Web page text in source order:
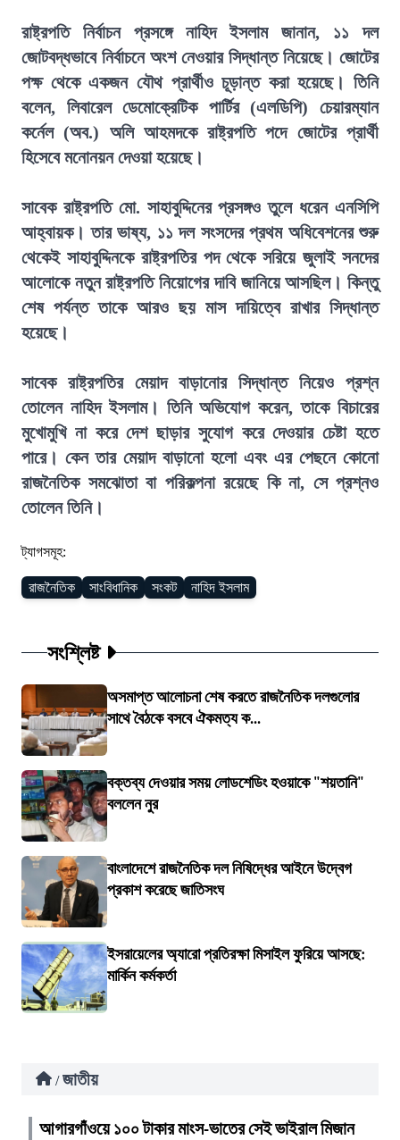
রাষ্ট্রপতি নির্বাচন প্রসঙ্গে নাহিদ ইসলাম জানান, ১১ দল
জোটবদ্ধভাবে নির্বাচনে অংশ নেওয়ার সিদ্ধান্ত নিয়েছে। জোটের
পক্ষ থেকে একজন যৌথ প্রার্থীও চূড়ান্ত করা হয়েছে। তিনি
বলেন, লিবারেল ডেমোক্রেটিক পার্টির (এলডিপি) চেয়ারম্যান
কর্নেল (অব.) অলি আহমদকে রাষ্ট্রপতি পদে জোটের প্রার্থী
হিসেবে মনোনয়ন দেওয়া হয়েছে।
সাবেক রাষ্ট্রপতি মো. সাহাবুদ্দিনের প্রসঙ্গও তুলে ধরেন এনসিপি
আহ্বায়ক। তার ভাষ্য, ১১ দল সংসদের প্রথম অধিবেশনের শুরু
থেকেই সাহাবুদ্দিনকে রাষ্ট্রপতির পদ থেকে সরিয়ে জুলাই সনদের
আলোকে নতুন রাষ্ট্রপতি নিয়োগের দাবি জানিয়ে আসছিল। কিন্তু
শেষ পর্যন্ত তাকে আরও ছয় মাস দায়িত্বে রাখার সিদ্ধান্ত
হয়েছে।
সাবেক রাষ্ট্রপতির মেয়াদ বাড়ানোর সিদ্ধান্ত নিয়েও প্রশ্ন
তোলেন নাহিদ ইসলাম। তিনি অভিযোগ করেন, তাকে বিচারের
মুখোমুখি না করে দেশ ছাড়ার সুযোগ করে দেওয়ার চেষ্টা হতে
পারে। কেন তার মেয়াদ বাড়ানো হলো এবং এর পেছনে কোনো
রাজনৈতিক সমঝোতা বা পরিকল্পনা রয়েছে কি না, সে প্রশ্নও
তোলেন তিনি।
ট্যাগসমূহ:
রাজনৈতিক সাংবিধানিক সংকট নাহিদ ইসলাম
সংশ্লিষ্ট
অসমাপ্ত আলোচনা শেষ করতে রাজনৈতিক দলগুলোর
সাথে বৈঠকে বসবে ঐকমত্য ক...
বক্তব্য দেওয়ার সময় লোডশেডিং হওয়াকে "শয়তানি"
বললেন নুর
বাংলাদেশে রাজনৈতিক দল নিষিদ্ধের আইনে উদ্বেগ
প্রকাশ করেছে জাতিসংঘ
ইসরায়েলের অ্যারো প্রতিরক্ষা মিসাইল ফুরিয়ে আসছে:
মার্কিন কর্মকর্তা
/ জাতীয়
আগারগাঁওয়ে ১০০ টাকার মাংস-ভাতের সেই ভাইরাল মিজান